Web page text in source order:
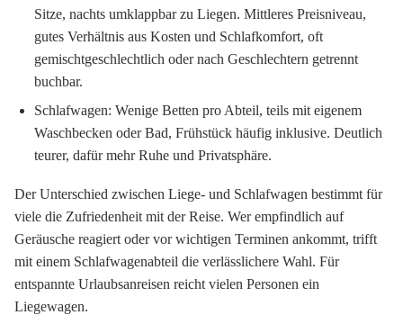
Sitze, nachts umklappbar zu Liegen. Mittleres Preisniveau,
gutes Verhältnis aus Kosten und Schlafkomfort, oft
gemischtgeschlechtlich oder nach Geschlechtern getrennt
buchbar.
Schlafwagen: Wenige Betten pro Abteil, teils mit eigenem
Waschbecken oder Bad, Frühstück häufig inklusive. Deutlich
teurer, dafür mehr Ruhe und Privatsphäre.
Der Unterschied zwischen Liege- und Schlafwagen bestimmt für
viele die Zufriedenheit mit der Reise. Wer empfindlich auf
Geräusche reagiert oder vor wichtigen Terminen ankommt, trifft
mit einem Schlafwagenabteil die verlässlichere Wahl. Für
entspannte Urlaubsanreisen reicht vielen Personen ein
Liegewagen.